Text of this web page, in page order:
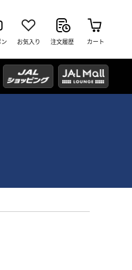
お気入り 注文履歴 カート